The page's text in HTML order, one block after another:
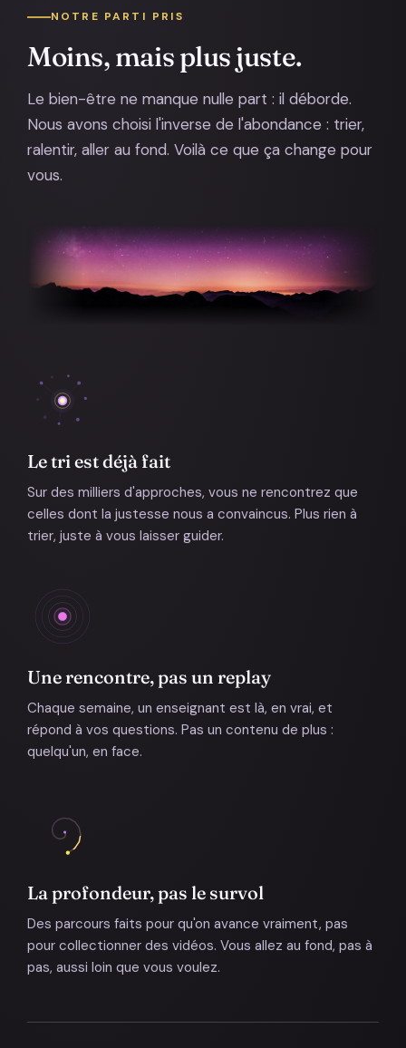
NOTRE PARTI PRIS
Moins, mais plus juste.
Le bien-être ne manque nulle part : il déborde.
Nous avons choisi l'inverse de l'abondance : trier,
ralentir, aller au fond. Voilà ce que ça change pour
vous.
Le tri est déjà fait
Sur des milliers d'approches, vous ne rencontrez que
celles dont la justesse nous a convaincus. Plus rien à
trier, juste à vous laisser guider.
Une rencontre, pas un replay
Chaque semaine, un enseignant est là, en vrai, et
répond à vos questions. Pas un contenu de plus :
quelqu'un, en face.
La profondeur, pas le survol
Des parcours faits pour qu'on avance vraiment, pas
pour collectionner des vidéos. Vous allez au fond, pas à
pas, aussi loin que vous voulez.